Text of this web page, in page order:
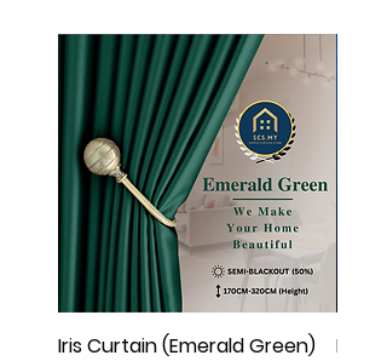
Iris Curtain (Emerald Green)
Iris